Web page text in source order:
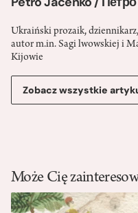
Ukraiński prozaik,
autor m.in. Sagi lwowskiej i
Kijowie
Zobacz wszystkie
Może Cię